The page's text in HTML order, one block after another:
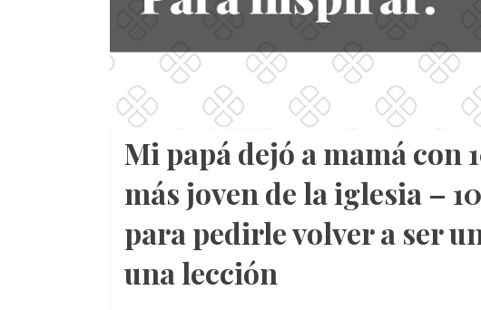
Mi papá dejó a mamá con
más joven de la iglesia –
para pedirle volver a ser
una lección